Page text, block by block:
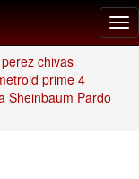
chivas
prime 4
Sheinbaum Pardo